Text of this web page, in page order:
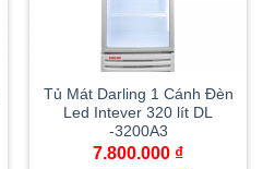
Tủ Mát Darling 1 Cánh Đèn
Led Intever 320 lít DL
-3200A3
7.800.000 ₫